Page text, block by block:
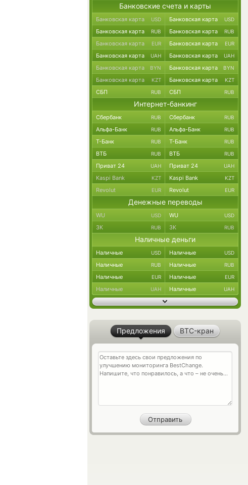
Банковские счета и карты
Банковская карта USD Банковская карта USD
Банковская карта RUB Банковская карта RUB
Банковская карта EUR Банковская карта EUR
Банковская карта UAH Банковская карта UAH
Банковская карта BYN Банковская карта BYN
Банковская карта KZT Банковская карта KZT
СБП RUB СБП RUB
Интернет-банкинг
Сбербанк RUB Сбербанк RUB
Альфа-Банк RUB Альфа-Банк RUB
Т-Банк RUB Т-Банк RUB
ВТБ RUB ВТБ RUB
Приват 24 UAH Приват 24 UAH
Kaspi Bank KZT Kaspi Bank KZT
Revolut EUR Revolut EUR
Денежные переводы
WU USD WU USD
ЗК RUB ЗК RUB
Наличные деньги
Наличные USD Наличные USD
Наличные RUB Наличные RUB
Наличные EUR Наличные EUR
Наличные UAH Наличные UAH
Предложения BTC-кран